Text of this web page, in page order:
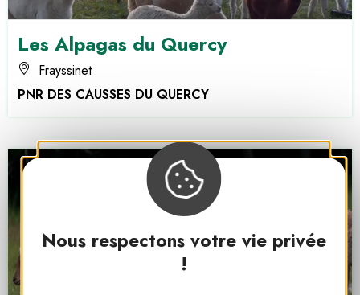
Nous respectons votre vie privée
!
Les Alpagas du Quercy
Frayssinet
PNR DES CAUSSES DU QUERCY